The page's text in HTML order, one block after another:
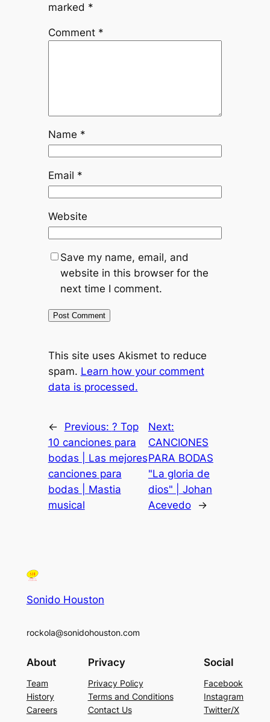
marked *
Comment *
Name *
Email *
Website
Save my name, email, and
website in this browser for the
next time I comment.
This site uses Akismet to reduce
spam. Learn how your comment
data is processed.
← Previous: ? Top
10 canciones para
bodas | Las mejores
canciones para
bodas | Mastia
musical
Next:
CANCIONES
PARA BODAS
"La gloria de
dios" | Johan
Acevedo
→
Sonido Houston
rockola@sonidohouston.com
About
Team
History
Careers
Privacy
Privacy Policy
Terms and Conditions
Contact Us
Social
Facebook
Instagram
Twitter/X